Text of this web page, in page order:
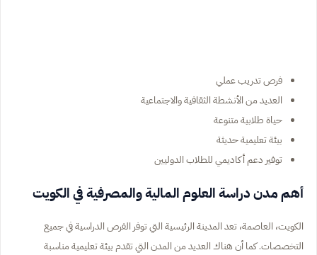
فرص تدريب عملي
العديد من الأنشطة الثقافية والاجتماعية
حياة طلابية متنوعة
بيئة تعليمية حديثة
توفير دعم أكاديمي للطلاب الدوليين
أهم مدن دراسة العلوم المالية والمصرفية في الكويت
الكويت، العاصمة، تعد المدينة الرئيسية التي توفر الفرص الدراسية في جميع
التخصصات. كما أن هناك العديد من المدن التي تقدم بيئة تعليمية مناسبة